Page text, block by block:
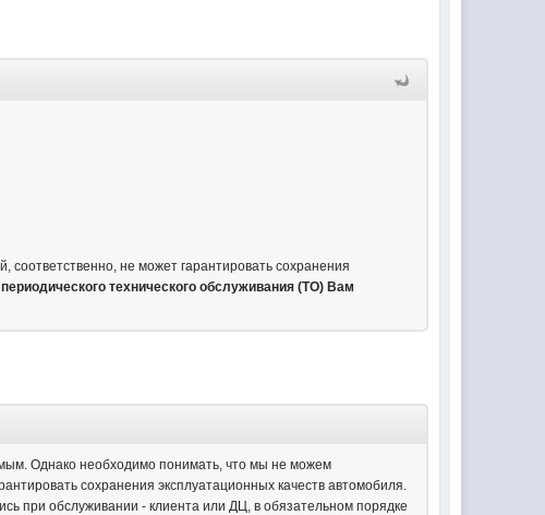
соответственно, не может гарантировать сохранения
технического обслуживания (ТО) Вам
Однако необходимо понимать, что мы не можем
сохранения эксплуатационных качеств автомобиля.
при обслуживании - клиента или ДЦ, в обязательном порядке